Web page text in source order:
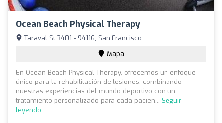
Ocean Beach Physical Therapy
Taraval St 3401 - 94116, San Francisco
Mapa
En Ocean Beach Physical Therapy, ofrecemos un enfoque
único para la rehabilitación de lesiones, combinando
nuestras experiencias del mundo deportivo con un
tratamiento personalizado para cada pacien... Seguir
leyendo